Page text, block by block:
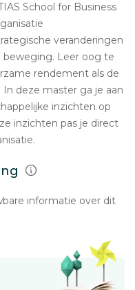
School for Business
veranderingen
Leer oog te
rendement als de
deze master ga je aan
inzichten op
inzichten pas je direct
informatie over dit